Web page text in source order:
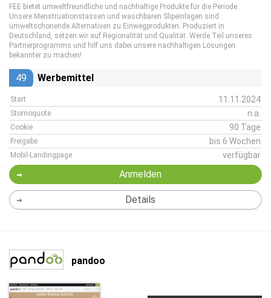
FEE bietet umweltfreundliche und nachhaltige Produkte für die Periode.
Unsere Menstruationstassen und waschbaren Slipeinlagen sind
umweltschonende Alternativen zu Einwegprodukten. Produziert in
Deutschland, setzen wir auf Regionalität und Qualität. Werde Teil unseres
Partnerprogramms und hilf uns dabei unsere nachhaltigen Lösungen
bekannter zu machen!
49 Werbemittel
Start 11.11.2024
Stornoquote n.a.
Cookie 90 Tage
Freigabe bis 6 Wochen
Mobil-Landingpage verfügbar
Anmelden
Details
pandoo